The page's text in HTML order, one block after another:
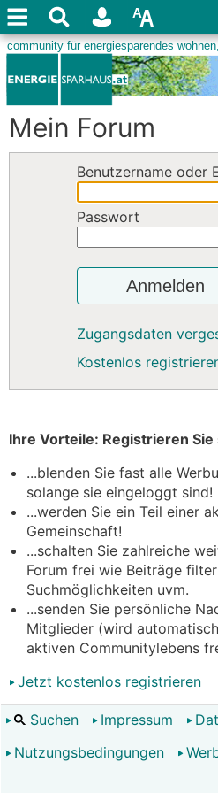
Mein Forum
Benutzername oder
Passwort
Anmelden
Zugangsdaten
Kostenlos
Ihre Vorteile: Registrieren
...blenden Sie fast alle
solange sie eingeloggt sind!
...werden Sie ein Teil einer
Gemeinschaft!
...schalten Sie zahlreiche
Forum frei wie Beiträge
Suchmöglichkeiten uvm.
...senden Sie persönliche
Mitglieder (wird
aktiven Communitylebens
Jetzt kostenlos registrieren
Suchen Impressum
Nutzungsbedingungen